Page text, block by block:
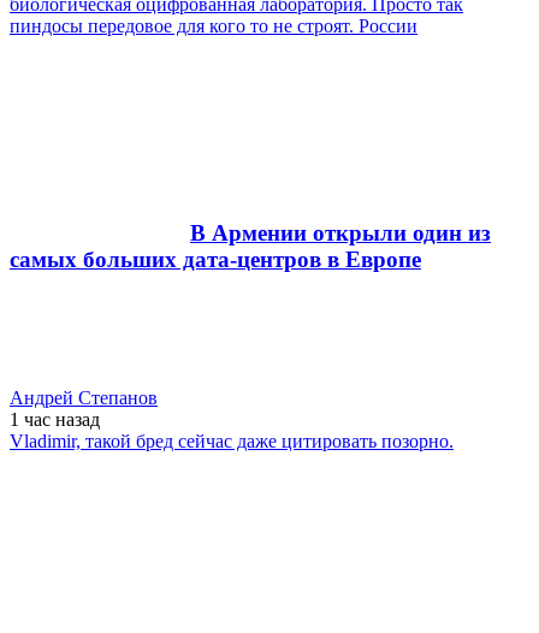
биологическая оцифрованная лаборатория. Просто так
пиндосы передовое для кого то не строят. России
В Армении открыли один из
самых больших дата-центров в Европе
Андрей Степанов
1 час назад
Vladimir, такой бред сейчас даже цитировать позорно.